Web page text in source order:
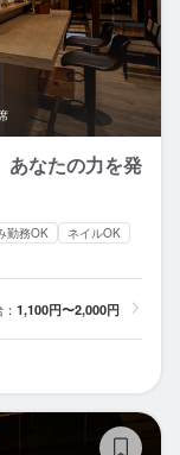
あなたの力を発
勤務OK
ネイルOK
1,100円〜2,000円